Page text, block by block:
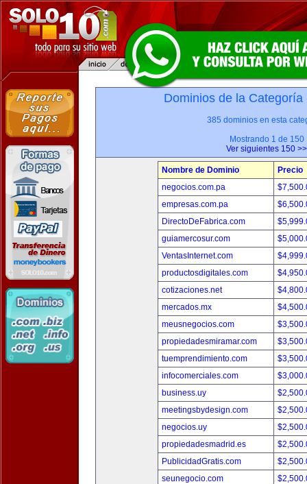
Dominios de la
385 dominios en esta
Mostrando 1 de 150
Ver siguientes 150 >>
Nombre de Dominio
Precio
negocios.com.pa
empresas.com.pa
DirectoDeFabrica.com
guiamercosur.com
VentasInternet.com
productosdigitales.com
cotizaciones.net
mercados.mx
meusnegocios.com
propiedadesmiramar.com
tuemprendimiento.com
infocomerciales.com
business.uy
meetingsbydesign.com
negocios.uy
propiedadesmadrid.es
PublicidadGratis.com
seunegocio.com